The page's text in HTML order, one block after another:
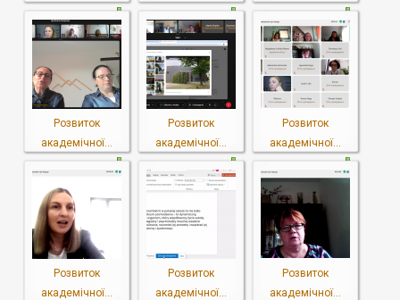
Розвиток
академічної...
Розвиток
академічної...
Розвиток
академічної...
Розвиток
академічної...
Розвиток
академічної...
Розвиток
академічної...